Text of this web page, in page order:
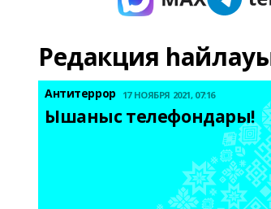
Редакция
Антитеррор 17 НОЯБРЯ 2021, 07:16
Ышаныс телефондары!